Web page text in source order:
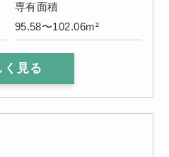
専有面積
95.58〜102.06m²
く見る